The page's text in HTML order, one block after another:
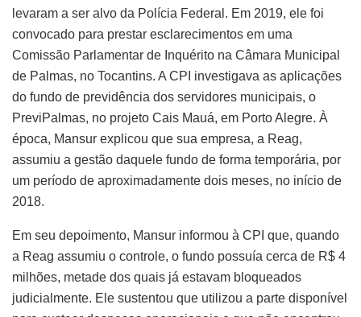
levaram a ser alvo da Polícia Federal. Em 2019, ele foi
convocado para prestar esclarecimentos em uma
Comissão Parlamentar de Inquérito na Câmara Municipal
de Palmas, no Tocantins. A CPI investigava as aplicações
do fundo de previdência dos servidores municipais, o
PreviPalmas, no projeto Cais Mauá, em Porto Alegre. À
época, Mansur explicou que sua empresa, a Reag,
assumiu a gestão daquele fundo de forma temporária, por
um período de aproximadamente dois meses, no início de
2018.
Em seu depoimento, Mansur informou à CPI que, quando
a Reag assumiu o controle, o fundo possuía cerca de R$ 4
milhões, metade dos quais já estavam bloqueados
judicialmente. Ele sustentou que utilizou a parte disponível